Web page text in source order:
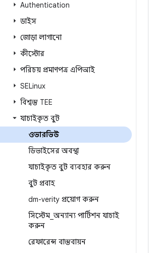
Authentication
ডাইস
জোড়া লাগানো
কীস্টোর
পরিচয় প্রমাণপত্র এপিআই
SELinux
বিশ্বস্ত TEE
যাচাইকৃত বুট
ওভারভিউ
ডিভাইসের অবস্থা
যাচাইকৃত বুট ব্যবহার করুন
বুট প্রবাহ
dm-verity প্রয়োগ করুন
সিস্টেম _অন্যান্য পার্টিশন যাচাই
করুন
রেফারেন্স বাস্তবায়ন